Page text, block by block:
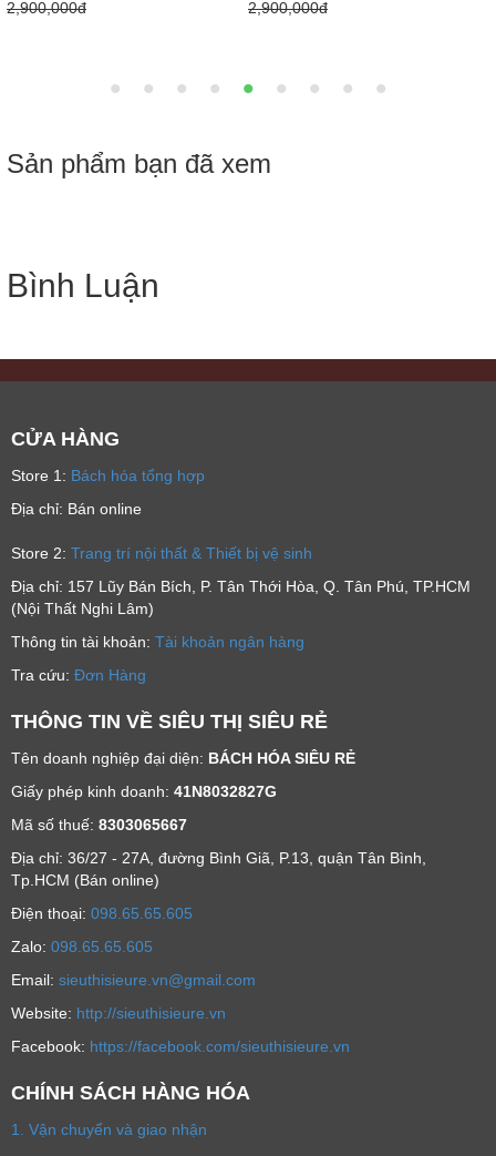
2,900,000đ
2,900,000đ
Sản phẩm bạn đã xem
Bình Luận
CỬA HÀNG
Store 1: Bách hóa tổng hợp
Địa chỉ: Bán online
Store 2: Trang trí nội thất & Thiết bị vệ sinh
Địa chỉ: 157 Lũy Bán Bích, P. Tân Thới Hòa, Q. Tân Phú, TP.HCM
(Nội Thất Nghi Lâm)
Thông tin tài khoản: Tài khoản ngân hàng
Tra cứu: Đơn Hàng
THÔNG TIN VỀ SIÊU THỊ SIÊU RẺ
Tên doanh nghiệp đại diện: BÁCH HÓA SIÊU RẺ
Giấy phép kinh doanh: 41N8032827G
Mã số thuế: 8303065667
Địa chỉ: 36/27 - 27A, đường Bình Giã, P.13, quận Tân Bình,
Tp.HCM (Bán online)
Ðiện thoại: 098.65.65.605
Zalo: 098.65.65.605
Email: sieuthisieure.vn@gmail.com
Website: http://sieuthisieure.vn
Facebook: https://facebook.com/sieuthisieure.vn
CHÍNH SÁCH HÀNG HÓA
1. Vận chuyển và giao nhận